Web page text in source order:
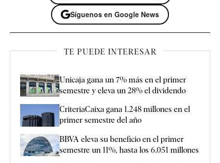
Síguenos en Google News
TE PUEDE INTERESAR
Unicaja gana un 7% más en el primer
semestre y eleva un 28% el dividendo
CriteriaCaixa gana 1.248 millones en el
primer semestre del año
BBVA eleva su beneficio en el primer
semestre un 11%, hasta los 6.051 millones